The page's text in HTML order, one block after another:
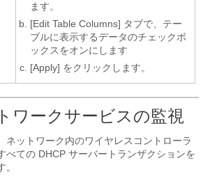
ます。
[Edit Table Columns] タブで、テー
ブルに表示するデータのチェックボ
ックスをオンにします
[Apply] をクリックします。
ワークサービスの監視
ネットワーク内のワイヤレスコントローラ
べての DHCP サーバートランザクションを